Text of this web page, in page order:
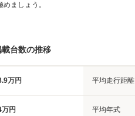
ましょう。
台数の推移
万円 平均走行距離
円 平均年式